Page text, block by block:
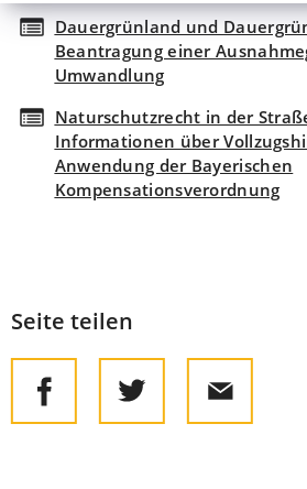
Dauergrünland und
Beantragung einer
Umwandlung
Naturschutzrecht in der
Informationen über
Anwendung der Bayerischen
Kompensationsverordnung
Seite teilen